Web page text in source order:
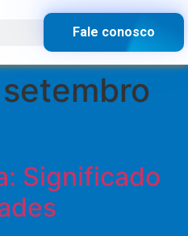
Fale conosco
Significado